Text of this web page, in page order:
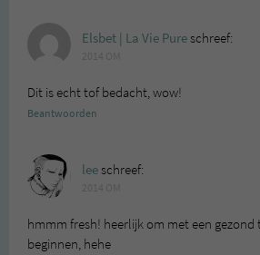
Elsbet | La Vie Pureschreef:
Dit is echt tof bedacht, wow!
Beantwoorden
leeschreef:
hmmm fresh! heerlijk om met een gezond
beginnen, hehe